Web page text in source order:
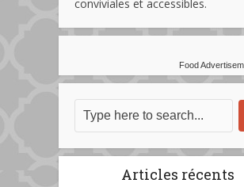
conviviales et accessibles.
Food
Articles récents